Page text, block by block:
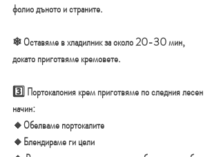
фолио дъното и страните.
❄ Оставяме в хладилник за около 20-30 мин,
докато приготвяме кремовете.
3️⃣ Портокалония крем приготвяме по следния лесен
начин:
🔸️Обелваме портокалите
🔸️Блендираме ги цели